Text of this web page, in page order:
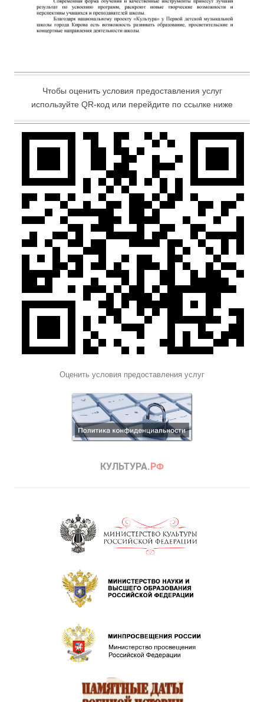
Чтобы оценить условия предоставления услуг
используйте QR-код или перейдите по ссылке ниже
Оценить условия предоставления услуг